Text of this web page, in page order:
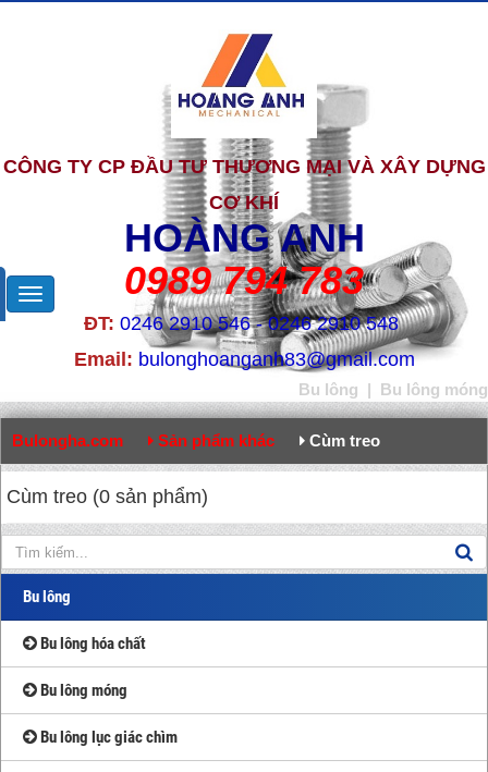
CÔNG TY CP ĐẦU TƯ THƯƠNG MẠI VÀ XÂY DỰNG
CƠ KHÍ
HOÀNG ANH
0989 794 783
ĐT: 0246 2910 546 - 0246 2910 548
Email: bulonghoanganh83@gmail.com
Bu lông | Bu lông móng
Bulongha.com Sản phẩm khác Cùm treo
Cùm treo (0 sản phẩm)
Bu lông
Bu lông hóa chất
Bu lông móng
Bu lông lục giác chìm